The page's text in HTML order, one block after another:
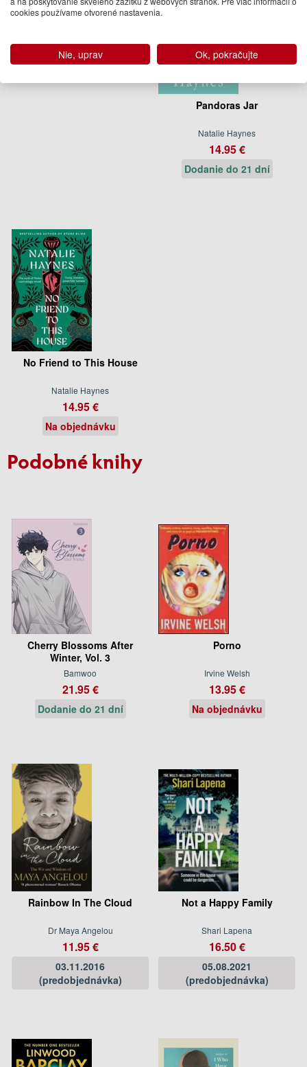
Pandoras Jar
Natalie Haynes
14.95 €
Dodanie do 21 dní
No Friend to This House
Natalie Haynes
14.95 €
Na objednávku
Podobné knihy
Cherry Blossoms After
Winter, Vol. 3
Bamwoo
21.95 €
Dodanie do 21 dní
Porno
Irvine Welsh
13.95 €
Na objednávku
Rainbow In The Cloud
Dr Maya Angelou
11.95 €
03.11.2016
(predobjednávka)
Not a Happy Family
Shari Lapena
16.50 €
05.08.2021
(predobjednávka)
cookies používame otvorené nastavenia.
Nie, uprav Ok, pokračujte